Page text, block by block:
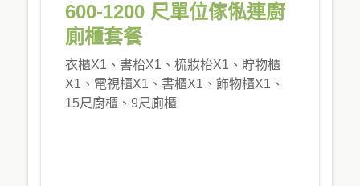
600-1200 尺單位傢俬連廚
廁櫃套餐
衣櫃X1、書枱X1、梳妝枱X1、貯物櫃
X1、電視櫃X1、書櫃X1、飾物櫃X1、
15尺廚櫃、9尺廁櫃